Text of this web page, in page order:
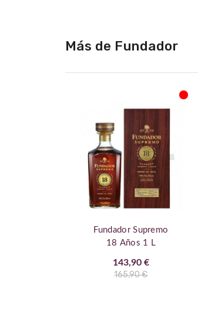
de
Más de Fundador
Fundador Supremo
18 Años 1 L
143,90 €
165,90 €